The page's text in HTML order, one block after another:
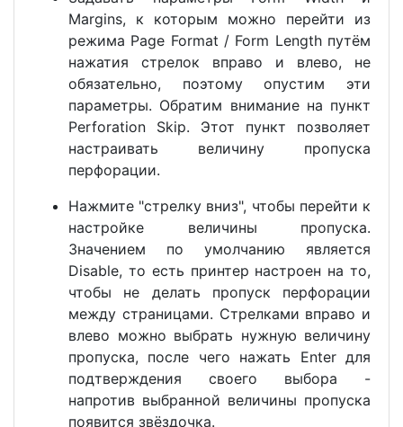
Margins, к которым можно перейти из
режима Page Format / Form Length путём
нажатия стрелок вправо и влево, не
обязательно, поэтому опустим эти
параметры. Обратим внимание на пункт
Perforation Skip. Этот пункт позволяет
настраивать величину пропуска
перфорации.
Нажмите "стрелку вниз", чтобы перейти к
настройке величины пропуска.
Значением по умолчанию является
Disable, то есть принтер настроен на то,
чтобы не делать пропуск перфорации
между страницами. Стрелками вправо и
влево можно выбрать нужную величину
пропуска, после чего нажать Enter для
подтверждения своего выбора -
напротив выбранной величины пропуска
появится звёздочка.